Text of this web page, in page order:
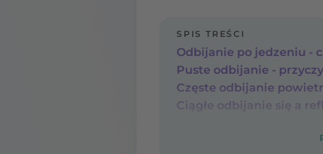
SPIS TREŚCI
Odbijanie po jedzeniu -
Puste odbijanie -
Częste odbijanie
Ciągłe odbijanie się a